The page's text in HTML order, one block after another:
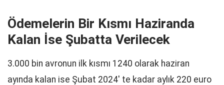
Ödemelerin Bir Kısmı Haziranda
Kalan İse Şubatta Verilecek
3.000 bin avronun ilk kısmı 1240 olarak haziran
ayında kalan ise Şubat 2024' te kadar aylık 220 euro